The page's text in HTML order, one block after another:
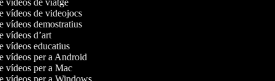
vídeos de viatge
vídeos de videojocs
vídeos demostratius
vídeos d’art
vídeos educatius
vídeos per a Android
vídeos per a Mac